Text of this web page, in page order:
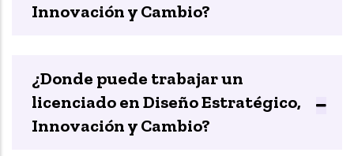
Innovación y Cambio?
¿Donde puede trabajar un
licenciado en Diseño Estratégico,
Innovación y Cambio?